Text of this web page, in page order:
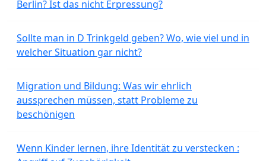
Berlin? Ist das nicht Erpressung?
Sollte man in D Trinkgeld geben? Wo, wie viel und in
welcher Situation gar nicht?
Migration und Bildung: Was wir ehrlich
aussprechen müssen, statt Probleme zu
beschönigen
Wenn Kinder lernen, ihre Identität zu verstecken :